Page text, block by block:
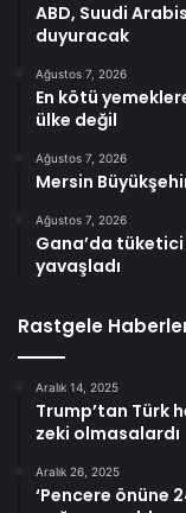
ABD, Suudi
duyuracak
Ağustos 7, 2026
En kötü
ülke değil
Ağustos 7, 2026
Mersin
Ağustos 7, 2026
Gana’da tüketici
yavaşladı
Rastgele
Aralık 14, 2025
Trump’tan Türk
zeki olmasalardı
Aralık 26, 2025
‘Pencere önüne